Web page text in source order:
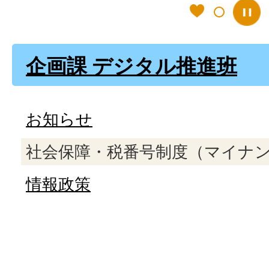
企画課 デジタル推進班
お知らせ
社会保障・税番号制度（マイナ
情報政策